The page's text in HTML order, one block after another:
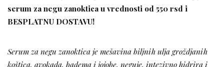
serum za negu zanoktica u vrednosti od 550 rsd i
BESPLATNU DOSTAVU!
Serum za negu zanoktica je mešavina biljnih ulja groždjanih
koštica, avokada, badema i jojobe, neguje, intezivno hidrira i